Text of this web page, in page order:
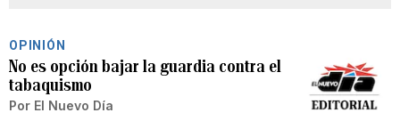
OPINIÓN
No es opción bajar la guardia contra el
tabaquismo
Por El Nuevo Día